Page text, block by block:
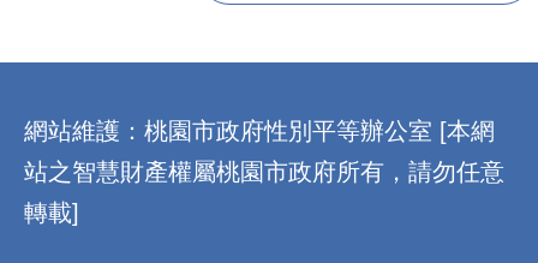
網站維護：桃園市政府性別平等辦公室 [本網
站之智慧財產權屬桃園市政府所有，請勿任意
轉載]